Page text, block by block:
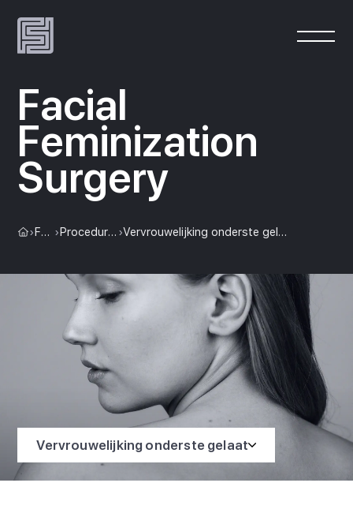
Facial
Feminization
Surgery
› FFS › Procedures › Vervrouwelijking onderste gelaat
Vervrouwelijking onderste gelaat